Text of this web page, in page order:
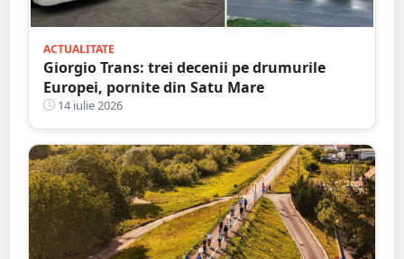
ACTUALITATE
Giorgio Trans: trei decenii pe drumurile
Europei, pornite din Satu Mare
14 iulie 2026